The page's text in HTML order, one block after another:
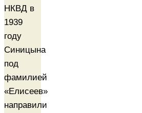
НКВД в
1939
году
Синицына
под
фамилией
«Елисеев»
направили